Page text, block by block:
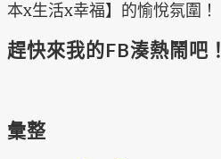
本x生活x幸福】的愉悅氛圍！
趕快來我的FB湊熱鬧吧！
彙整